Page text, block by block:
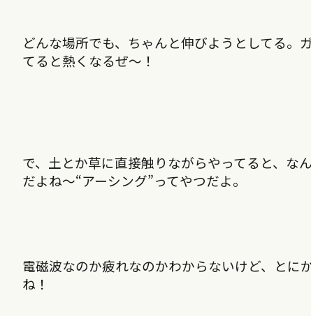
どんな場所でも、ちゃんと伸びようとしてる
てると熱くなるぜ～！
で、土とか草に直接触りながらやってると、な
だよね～“アーシング”ってやつだよ。
電磁波なのか疲れなのかわからないけど、とに
ね！